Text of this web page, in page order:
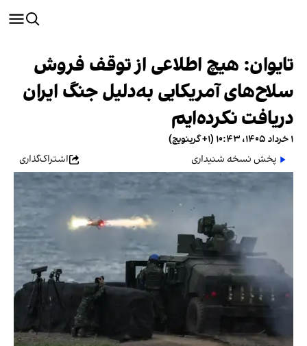
تایوان: هیچ اطلاعی از توقف فروش
سلاح‌های آمریکایی به‌دلیل جنگ ایران
دریافت نکرده‌ایم
۱ خرداد ۱۴۰۵، ۱۰:۴۳ (‎+۱ گرینویچ)
پخش نسخه شنیداری
اشتراک‌گذاری